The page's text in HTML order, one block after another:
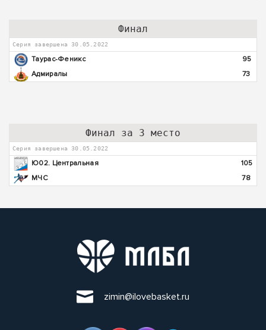
Финал
Серия завершена 30.05.2022
Таурас-Феникс
95
Адмиралы
73
Финал за 3 место
Серия завершена 30.05.2022
Ю02. Центральная
105
МЧС
78
zimin@ilovebasket.ru